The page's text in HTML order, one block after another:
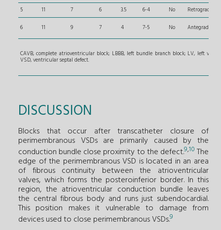
5
11 7 6 3.5 6-4 No
Retrograde
6
11 9 7 4 7-5 No Antegrade
CAVB, complete atrioventricular block; LBBB, left bundle branch block; LV, left
VSD, ventricular septal defect.
DISCUSSION
Blocks that occur after transcatheter closure of
perimembranous VSDs are primarily caused by the
conduction bundle close proximity to the defect.9,10 The
edge of the perimembranous VSD is located in an area
of fibrous continuity between the atrioventricular
valves, which forms the posteroinferior border. In this
region, the atrioventricular conduction bundle leaves
the central fibrous body and runs just subendocardial.
This position makes it vulnerable to damage from
devices used to close perimembranous VSDs.9